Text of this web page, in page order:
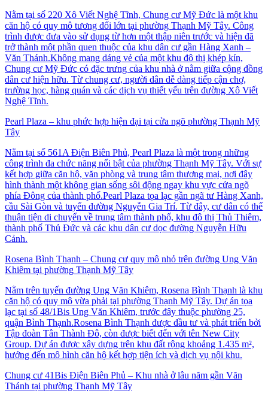
Nằm tại số 220 Xô Viết Nghệ Tĩnh, Chung cư Mỹ Đức là một khu
căn hộ có quy mô tương đối lớn tại phường Thạnh Mỹ Tây. Công
trình được đưa vào sử dụng từ hơn một thập niên trước và hiện đã
trở thành một phần quen thuộc của khu dân cư gần Hàng Xanh –
Văn Thánh.Không mang dáng vẻ của một khu đô thị khép kín,
Chung cư Mỹ Đức có đặc trưng của khu nhà ở nằm giữa cộng đồng
dân cư hiện hữu. Từ chung cư, người dân dễ dàng tiếp cận chợ,
trường học, hàng quán và các dịch vụ thiết yếu trên đường Xô Viết
Nghệ Tĩnh.
Pearl Plaza – khu phức hợp hiện đại tại cửa ngõ phường Thạnh Mỹ
Tây
Nằm tại số 561A Điện Biên Phủ, Pearl Plaza là một trong những
công trình đa chức năng nổi bật của phường Thạnh Mỹ Tây. Với sự
kết hợp giữa căn hộ, văn phòng và trung tâm thương mại, nơi đây
hình thành một không gian sống sôi động ngay khu vực cửa ngõ
phía Đông của thành phố.Pearl Plaza tọa lạc gần ngã tư Hàng Xanh,
cầu Sài Gòn và tuyến đường Nguyễn Gia Trí. Từ đây, cư dân có thể
thuận tiện di chuyển về trung tâm thành phố, khu đô thị Thủ Thiêm,
thành phố Thủ Đức và các khu dân cư dọc đường Nguyễn Hữu
Cảnh.
Rosena Bình Thạnh – Chung cư quy mô nhỏ trên đường Ung Văn
Khiêm tại phường Thạnh Mỹ Tây
Nằm trên tuyến đường Ung Văn Khiêm, Rosena Bình Thạnh là khu
căn hộ có quy mô vừa phải tại phường Thạnh Mỹ Tây. Dự án tọa
lạc tại số 48/1Bis Ung Văn Khiêm, trước đây thuộc phường 25,
quận Bình Thạnh.Rosena Bình Thạnh được đầu tư và phát triển bởi
Tập đoàn Tân Thành Đô, còn được biết đến với tên New City
Group. Dự án được xây dựng trên khu đất rộng khoảng 1.435 m²,
hướng đến mô hình căn hộ kết hợp tiện ích và dịch vụ nội khu.
Chung cư 41Bis Điện Biên Phủ – Khu nhà ở lâu năm gần Văn
Thánh tại phường Thạnh Mỹ Tây